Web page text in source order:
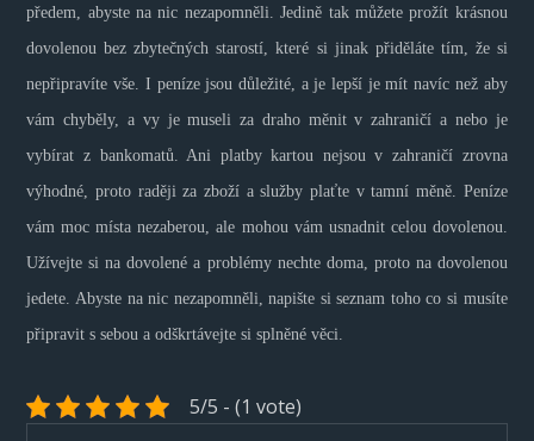
předem, abyste na nic nezapomněli. Jedině tak můžete prožít krásnou
dovolenou bez zbytečných starostí, které si jinak přiděláte tím, že si
nepřipravíte vše. I peníze jsou důležité, a je lepší je mít navíc než aby
vám chyběly, a vy je museli za draho měnit v zahraničí a nebo je
vybírat z bankomatů. Ani platby kartou nejsou v zahraničí zrovna
výhodné, proto raději za zboží a služby plaťte v tamní měně. Peníze
vám moc místa nezaberou, ale mohou vám usnadnit celou dovolenou.
Užívejte si na dovolené a problémy nechte doma, proto na dovolenou
jedete. Abyste na nic nezapomněli, napište si seznam toho co si musíte
připravit s sebou a odškrtávejte si splněné věci.
5/5 - (1 vote)